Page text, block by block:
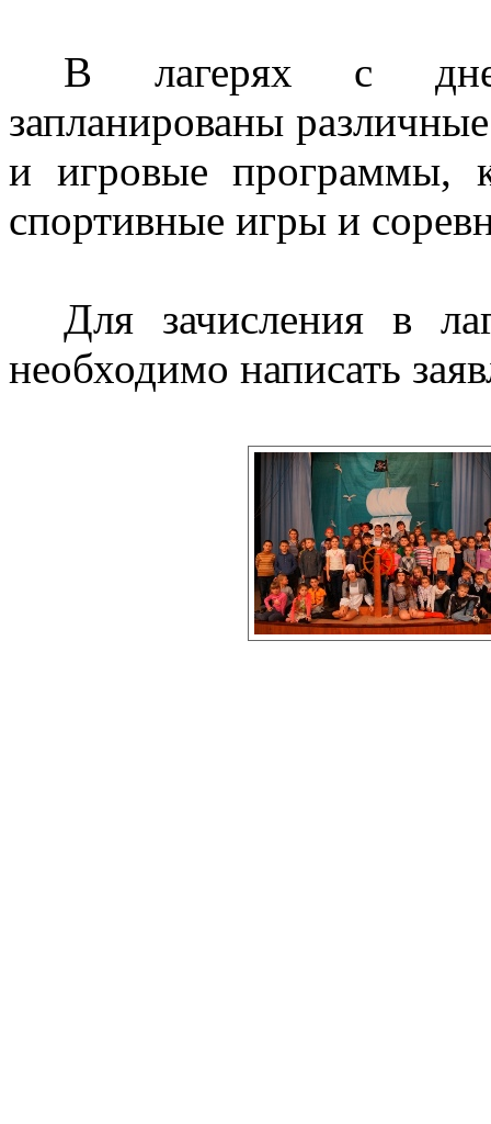
В лагерях с
запланированы
и игровые программы,
спортивные игры и
Для зачисления в
необходимо написать